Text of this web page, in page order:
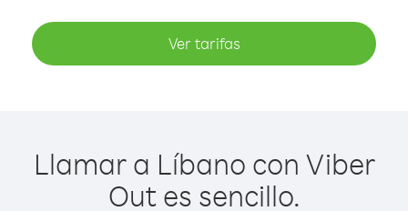
Ver tarifas
Llamar a Líbano con Viber
Out es sencillo.